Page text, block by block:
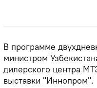
В программе
министром
дилерского центра
выставки "Иннопром".